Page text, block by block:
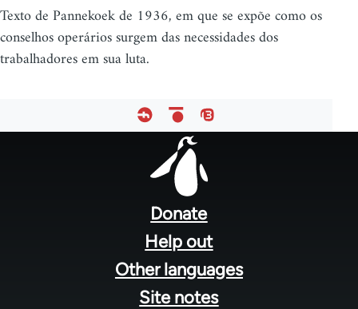
Texto de Pannekoek de 1936, em que se expõe como os
conselhos operários surgem das necessidades dos
trabalhadores em sua luta.
Donate
Help out
Other languages
Site notes